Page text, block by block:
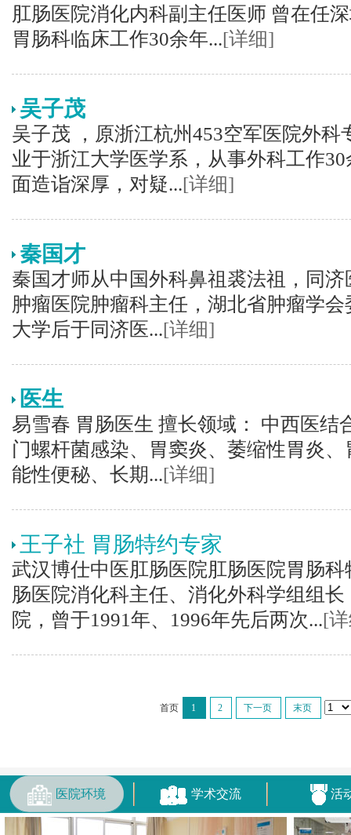
肛肠医院消化内科副主任医师 曾在任
胃肠科临床工作30余年...[详细]
吴子茂
吴子茂 ，原浙江杭州453空军医院外科
业于浙江大学医学系，从事外科工作
面造诣深厚，对疑...[详细]
秦国才
秦国才师从中国外科鼻祖裘法祖，同
肿瘤医院肿瘤科主任，湖北省肿瘤学
大学后于同济医...[详细]
医生
易雪春 胃肠医生 擅长领域： 中西医结
门螺杆菌感染、胃窦炎、萎缩性胃炎
能性便秘、长期...[详细]
王子社 胃肠特约专家
武汉博仕中医肛肠医院肛肠医院胃肠
肠医院消化科主任、消化外科学组组
院，曾于1991年、1996年先后两次...[
首页 1 2 下一页 末页
医院环境 学术交流 活